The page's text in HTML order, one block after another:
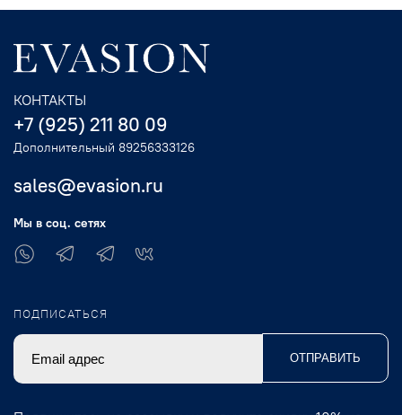
КОНТАКТЫ
+7 (925) 211 80 09
Дополнительный 89256333126
sales@evasion.ru
Мы в соц. сетях
ПОДПИСАТЬСЯ
ОТПРАВИТЬ